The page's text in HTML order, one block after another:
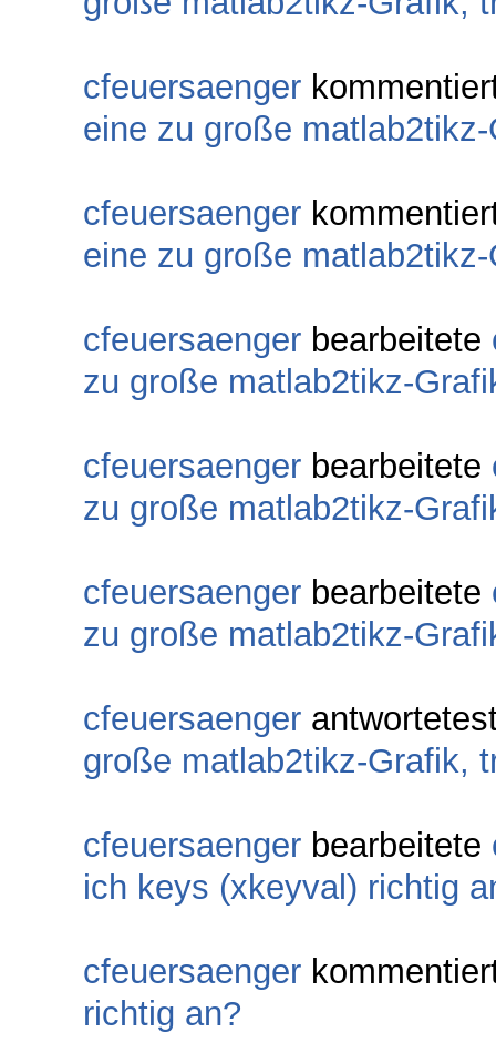
cfeuersaenger
eine zu große
cfeuersaenger
eine zu große
cfeuersaenger bearbeitete
zu große matlab2tikz-
cfeuersaenger bearbeitete
zu große matlab2tikz-
cfeuersaenger bearbeitete
zu große matlab2tikz-
cfeuersaenger
große matlab2tikz-Grafik,
cfeuersaenger bearbeitete
ich keys (xkeyval) richtig
cfeuersaenger
richtig an?